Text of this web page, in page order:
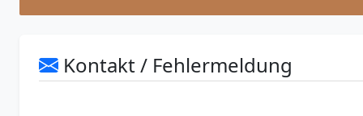
Kontakt / Fehlermeldung